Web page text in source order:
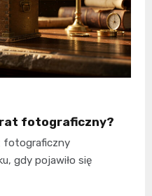
fotograficzny?
fotograficzny
gdy pojawiło się